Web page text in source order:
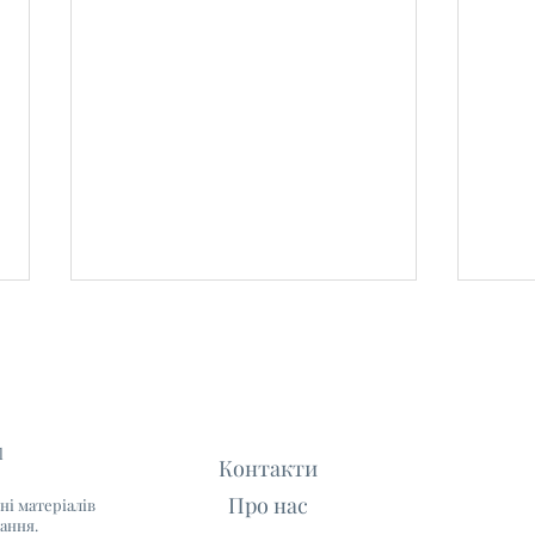
Болгарський насипний
матеріалів
Контакти
Про нас